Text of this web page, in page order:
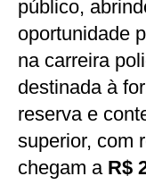
público,
oportunidade
na carreira
destinada à
reserva e
superior, com
chegam a R$